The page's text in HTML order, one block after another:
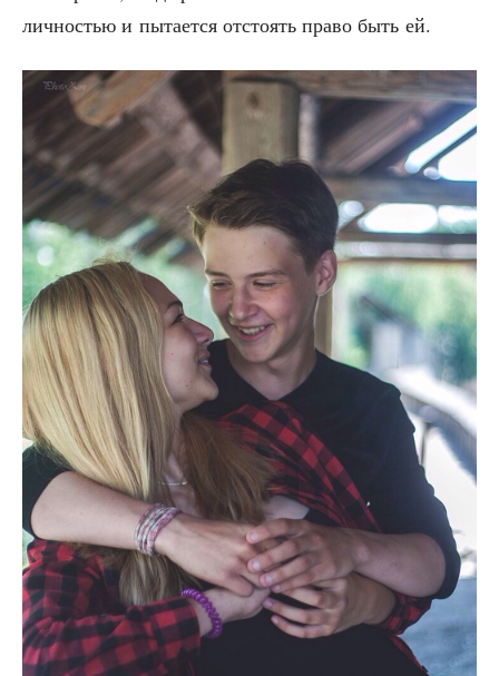
лич­но­стью и пыта­ет­ся отсто­ять пра­во быть ей.